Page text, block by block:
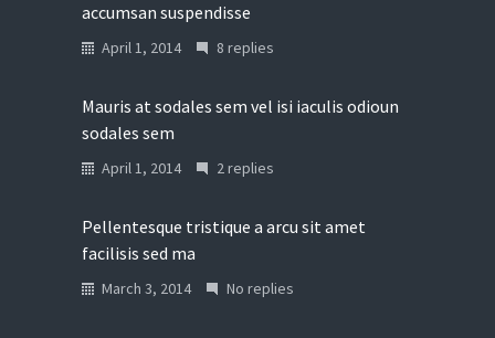
accumsan suspendisse
April 1, 2014 8 replies
Mauris at sodales sem vel isi iaculis odioun
sodales sem
April 1, 2014 2 replies
Pellentesque tristique a arcu sit amet
facilisis sed ma
March 3, 2014 No replies